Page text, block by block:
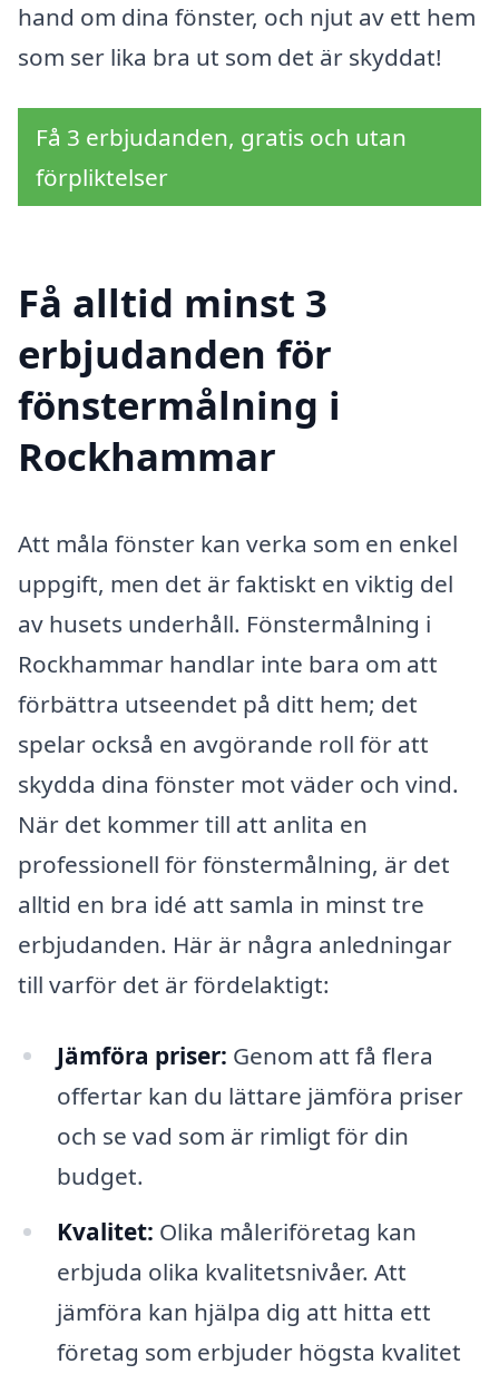
hand om dina fönster, och njut av ett hem
som ser lika bra ut som det är skyddat!
Få 3 erbjudanden, gratis och utan
förpliktelser
Få alltid minst 3
erbjudanden för
fönstermålning i
Rockhammar
Att måla fönster kan verka som en enkel
uppgift, men det är faktiskt en viktig del
av husets underhåll. Fönstermålning i
Rockhammar handlar inte bara om att
förbättra utseendet på ditt hem; det
spelar också en avgörande roll för att
skydda dina fönster mot väder och vind.
När det kommer till att anlita en
professionell för fönstermålning, är det
alltid en bra idé att samla in minst tre
erbjudanden. Här är några anledningar
till varför det är fördelaktigt:
Jämföra priser: Genom att få flera
offertar kan du lättare jämföra priser
och se vad som är rimligt för din
budget.
Kvalitet: Olika måleriföretag kan
erbjuda olika kvalitetsnivåer. Att
jämföra kan hjälpa dig att hitta ett
företag som erbjuder högsta kvalitet